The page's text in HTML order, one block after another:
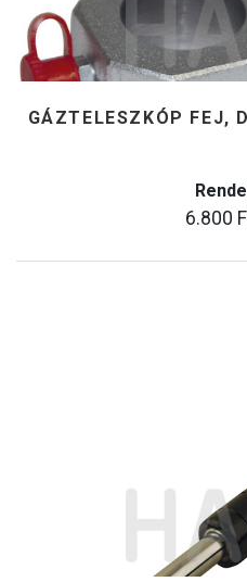
GÁZTELESZKÓP FEJ,
6.800